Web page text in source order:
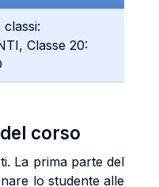
Classe 20:
corso
La prima parte del
lo studente alle